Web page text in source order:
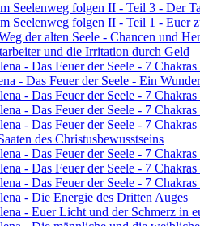
Seelenweg folgen II - Teil 3 - Der
Seelenweg folgen II - Teil 1 - Euer
der alten Seele - Chancen und
und die Irritation durch Geld
- Das Feuer der Seele - 7
- Das Feuer der Seele - Ein
- Das Feuer der Seele - 7
- Das Feuer der Seele - 7
- Das Feuer der Seele - 7
des Christusbewusstseins
- Das Feuer der Seele - 7
- Das Feuer der Seele - 7
- Das Feuer der Seele - 7
- Die Energie des Dritten Auges
- Euer Licht und der Schmerz in